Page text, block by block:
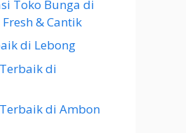
Toko Bunga di
& Cantik
di Lebong
di
di Ambon